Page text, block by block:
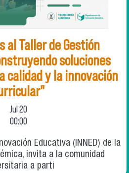
al Taller de Gestión
soluciones
calidad y la innovación
Jul 20
00:00
Educativa (INNED) de la
invita a la comunidad
a parti